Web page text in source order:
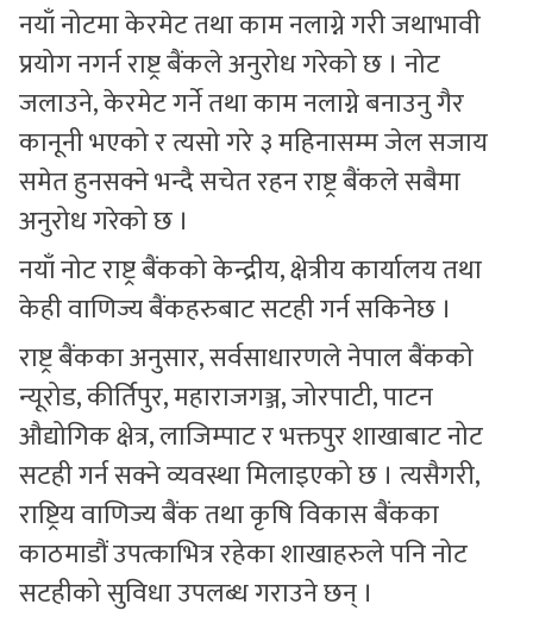
नयाँ नोटमा केरमेट तथा काम नलाग्ने गरी जथाभावी
प्रयोग नगर्न राष्ट्र बैंकले अनुरोध गरेको छ । नोट
जलाउने, केरमेट गर्ने तथा काम नलाग्ने बनाउनु गैर
कानूनी भएको र त्यसो गरे ३ महिनासम्म जेल सजाय
समेत हुनसक्ने भन्दै सचेत रहन राष्ट्र बैंकले सबैमा
अनुरोध गरेको छ ।
नयाँ नोट राष्ट्र बैंकको केन्द्रीय, क्षेत्रीय कार्यालय तथा
केही वाणिज्य बैंकहरुबाट सटही गर्न सकिनेछ ।
राष्ट्र बैंकका अनुसार, सर्वसाधारणले नेपाल बैंकको
न्यूरोड, कीर्तिपुर, महाराजगञ्ज, जोरपाटी, पाटन
औद्योगिक क्षेत्र, लाजिम्पाट र भक्तपुर शाखाबाट नोट
सटही गर्न सक्ने व्यवस्था मिलाइएको छ । त्यसैगरी,
राष्ट्रिय वाणिज्य बैंक तथा कृषि विकास बैंकका
काठमाडौं उपत्काभित्र रहेका शाखाहरुले पनि नोट
सटहीको सुविधा उपलब्ध गराउने छन् ।